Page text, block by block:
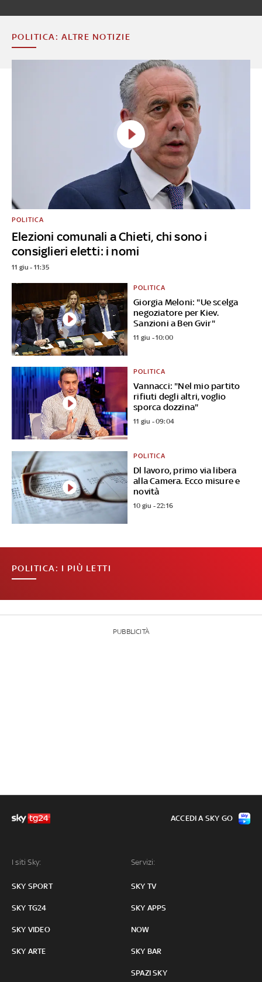
POLITICA: ALTRE NOTIZIE
Elezioni comunali a Chieti, chi sono i
consiglieri eletti: i nomi
POLITICA
11 giu - 11:35
Giorgia Meloni: "Ue scelga
negoziatore per Kiev.
Sanzioni a Ben Gvir"
POLITICA
11 giu - 10:00
Vannacci: "Nel mio partito
rifiuti degli altri, voglio
sporca dozzina"
POLITICA
11 giu - 09:04
Dl lavoro, primo via libera
alla Camera. Ecco misure e
novità
POLITICA
10 giu - 22:16
POLITICA: I PIÙ LETTI
PUBBLICITÀ
I siti Sky:
SKY SPORT
SKY TG24
SKY VIDEO
SKY ARTE
Servizi:
SKY TV
SKY APPS
NOW
SKY BAR
SPAZI SKY
ACCEDI A SKY GO